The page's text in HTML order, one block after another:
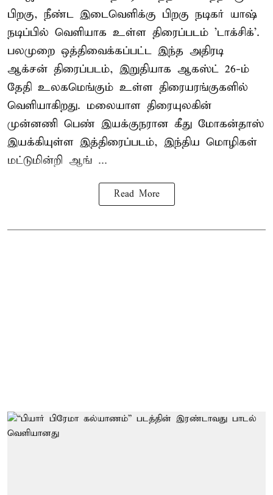
பிறகு, நீண்ட இடைவெளிக்கு பிறகு நடிகர் யாஷ்
நடிப்பில் வெளியாக உள்ள திரைப்படம் 'டாக்சிக்'.
பலமுறை ஒத்திவைக்கப்பட்ட இந்த அதிரடி
ஆக்சன் திரைப்படம், இறுதியாக ஆகஸ்ட் 26-ம்
தேதி உலகமெங்கும் உள்ள திரையரங்குகளில்
வெளியாகிறது. மலையாள திரையுலகின்
முன்னணி பெண் இயக்குநரான கீது மோகன்தாஸ்
இயக்கியுள்ள இத்திரைப்படம், இந்திய மொழிகள்
மட்டுமின்றி ஆங் ...
Read More